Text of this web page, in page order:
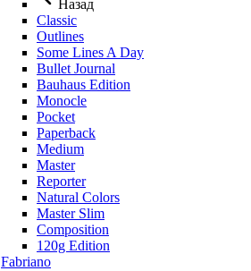
Назад
Classic
Outlines
Some Lines A Day
Bullet Journal
Bauhaus Edition
Monocle
Pocket
Paperback
Medium
Master
Reporter
Natural Colors
Master Slim
Composition
120g Edition
Fabriano